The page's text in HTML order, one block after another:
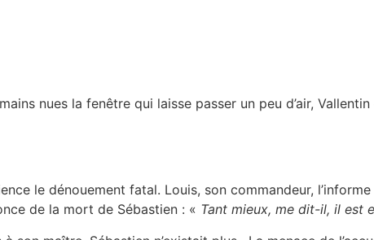
nues la fenêtre qui laisse passer un peu d’air,
le dénouement fatal. Louis, son commandeur,
de la mort de Sébastien : « Tant mieux, me dit-il, il est